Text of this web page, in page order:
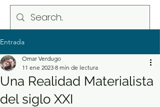
Entrada
Una Realidad Materialista
del siglo XXI
Omar Verdugo
11 ene 2023 8 min de lectura